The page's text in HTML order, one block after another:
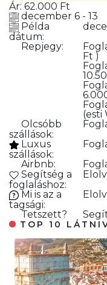
Ár: 62.000 Ft
december 6 - 13
Példa
dátum:
Repjegy:
Ft )
(esti
Olcsóbb
szállások:
Luxus
szállások:
Airbnb:
Segítség a
foglaláshoz:
Mi is az a
tagsági:
Tetszett?
TOP 10